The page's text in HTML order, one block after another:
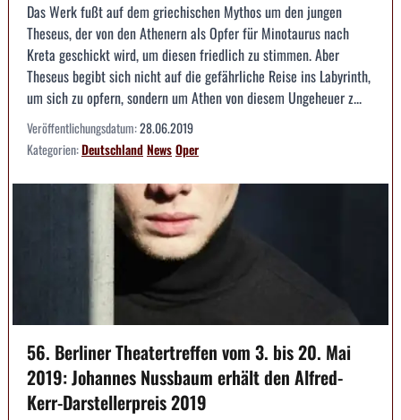
Das Werk fußt auf dem griechischen Mythos um den jungen
Theseus, der von den Athenern als Opfer für Minotaurus nach
Kreta geschickt wird, um diesen friedlich zu stimmen. Aber
Theseus begibt sich nicht auf die gefährliche Reise ins Labyrinth,
um sich zu opfern, sondern um Athen von diesem Ungeheuer z...
Veröffentlichungsdatum:28.06.2019
Kategorien:DeutschlandNewsOper
56. Berliner Theatertreffen vom 3. bis 20. Mai
2019: Johannes Nussbaum erhält den Alfred-
Kerr-Darstellerpreis 2019